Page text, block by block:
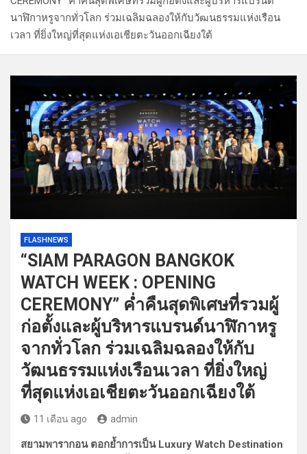
นาฬิกาหรูจากทั่วโลก ร่วมเฉลิมฉลองให้กับวัฒนธรรมแห่งเรือน
เวลา ที่ยิ่งใหญ่ที่สุดแห่งเอเชียตะวันออกเฉียงใต้
FLASHNEWS
“SIAM PARAGON BANGKOK
WATCH WEEK : OPENING
CEREMONY” ค่ำคืนสุดพิเศษที่รวมผู้
ก่อตั้งและผู้บริหารแบรนด์นาฬิกาหรู
จากทั่วโลก ร่วมเฉลิมฉลองให้กับ
วัฒนธรรมแห่งเรือนเวลา ที่ยิ่งใหญ่
ที่สุดแห่งเอเชียตะวันออกเฉียงใต้
11 เดือน ago admin
สยามพารากอน ตอกย้ำการเป็น Luxury Watch Destination